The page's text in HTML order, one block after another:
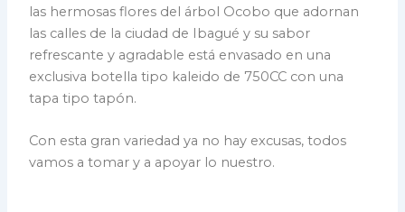
las hermosas flores del árbol Ocobo que adornan
las calles de la ciudad de Ibagué y su sabor
refrescante y agradable está envasado en una
exclusiva botella tipo kaleido de 750CC con una
tapa tipo tapón.
Con esta gran variedad ya no hay excusas, todos
vamos a tomar y a apoyar lo nuestro.